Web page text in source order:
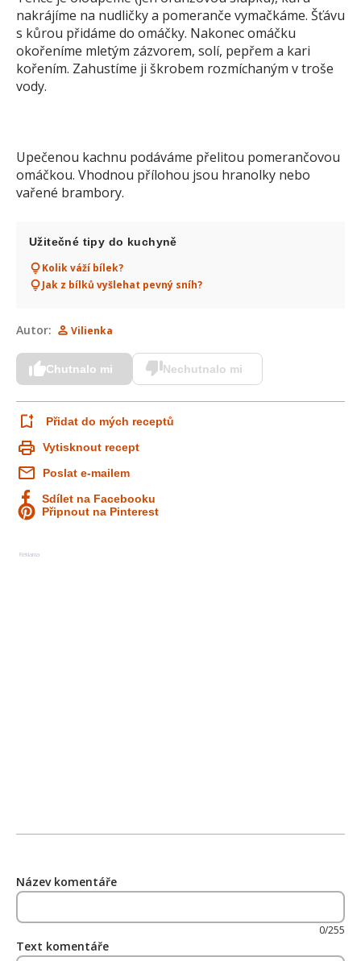
nakrájíme na nudličky a pomeranče vymačkáme. Šťávu
s kůrou přidáme do omáčky. Nakonec omáčku
okořeníme mletým zázvorem, solí, pepřem a kari
kořením. Zahustíme ji škrobem rozmíchaným v troše
vody.
Upečenou kachnu podáváme přelitou pomerančovou
omáčkou. Vhodnou přílohou jsou hranolky nebo
vařené brambory.
Užitečné tipy do kuchyně
Kolik váží bílek?
Jak z bílků vyšlehat pevný sníh?
Autor: Vilienka
Chutnalo mi Nechutnalo mi
Přidat do mých receptů
Vytisknout recept
Poslat e-mailem
Sdílet na Facebooku
Připnout na Pinterest
Reklama
Název komentáře
0/255
Text komentáře